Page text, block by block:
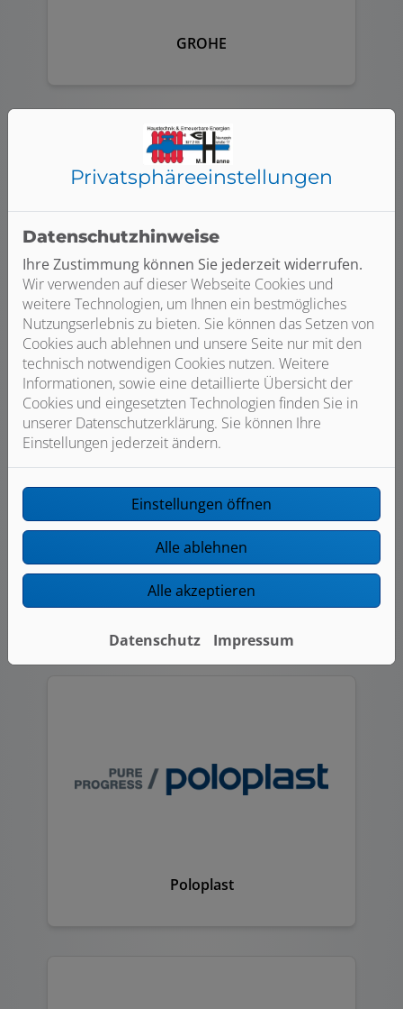
GROHE
GUT
JUNKERS BOSCH
Poloplast
Privatsphäre­einstellungen
Datenschutzhinweise
Ihre Zustimmung können Sie jederzeit widerrufen.
Wir verwenden auf dieser Webseite Cookies und
weitere Technologien, um Ihnen ein bestmögliches
Nutzungserlebnis zu bieten. Sie können das Setzen von
Cookies auch ablehnen und unsere Seite nur mit den
technisch notwendigen Cookies nutzen. Weitere
Informationen, sowie eine detaillierte Übersicht der
Cookies und eingesetzten Technologien finden Sie in
unserer Datenschutzerklärung. Sie können Ihre
Einstellungen jederzeit ändern.
Einstellungen öffnen
Alle ablehnen
Alle akzeptieren
Datenschutz Impressum